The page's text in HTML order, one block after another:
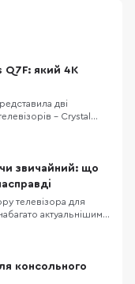
Q7F: який 4K
дві
– Crystal
просторих
сучасні
дизайном. Та
чи звичайний: що
телевізора для
актуальнішим,
телевізорів
як аргумент для
вирішити, що без
консольного